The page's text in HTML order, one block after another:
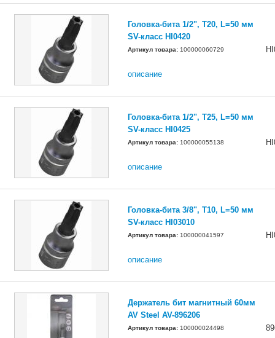
Головка-бита 1/2", T20, L=50 мм
SV-класс HI0420
Артикул товара: 100000060729
описание
Головка-бита 1/2", T25, L=50 мм
SV-класс HI0425
Артикул товара: 100000055138
описание
Головка-бита 3/8", T10, L=50 мм
SV-класс HI03010
Артикул товара: 100000041597
описание
Держатель бит магнитный 60мм
AV Steel AV-896206
Артикул товара: 100000024498